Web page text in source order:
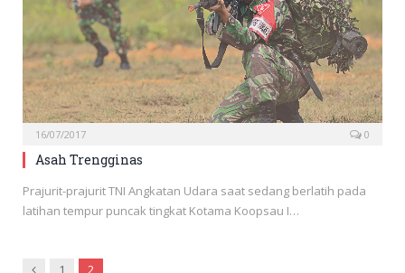
16/07/2017 0
Asah Trengginas
Prajurit-prajurit TNI Angkatan Udara saat sedang berlatih pada
latihan tempur puncak tingkat Kotama Koopsau I…
Previous
1 2